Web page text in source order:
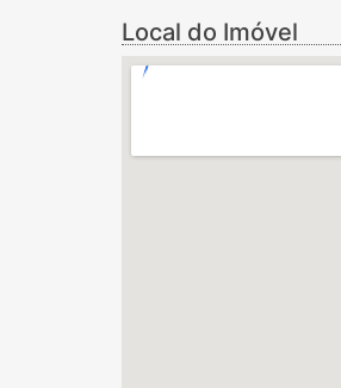
Local do Imóvel